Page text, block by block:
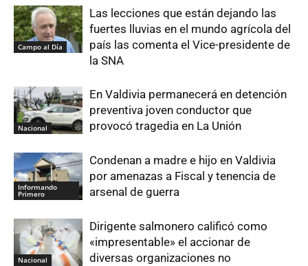
Campo al Día
Las lecciones que están dejando las
fuertes lluvias en el mundo agrícola del
país las comenta el Vice-presidente de
la SNA
Nacional
En Valdivia permanecerá en detención
preventiva joven conductor que
provocó tragedia en La Unión
Informando
Primero
Condenan a madre e hijo en Valdivia
por amenazas a Fiscal y tenencia de
arsenal de guerra
Nacional
Dirigente salmonero calificó como
«impresentable» el accionar de
diversas organizaciones no